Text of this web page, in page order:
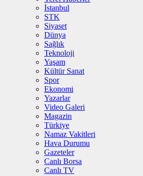
İstanbul
STK
Siyaset
Dünya
Sağlık
Teknoloji
Yaşam
Kültür Sanat
Spor
Ekonomi
Yazarlar
Video Galeri
Magazin
Türkiye
Namaz Vakitleri
Hava Durumu
Gazeteler
Canlı Borsa
Canlı TV